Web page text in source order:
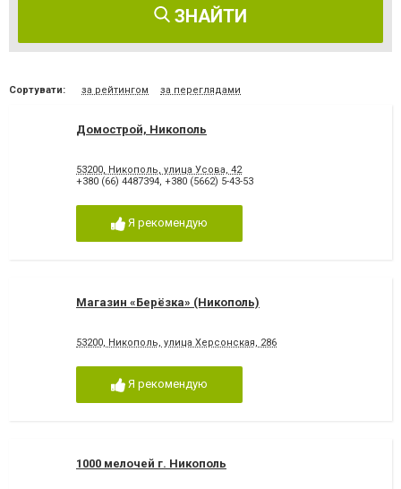
ЗНАЙТИ
Сортувати: за рейтингом за переглядами
Домострой, Никополь
53200, Никополь, улица Усова, 42
+380 (66) 4487394, +380 (5662) 5-43-53
Я рекомендую
Магазин «Берёзка» (Никополь)
53200, Никополь, улица Херсонская, 286
Я рекомендую
1000 мелочей г. Никополь